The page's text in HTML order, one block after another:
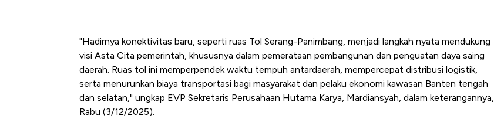
"Hadirnya konektivitas baru, seperti ruas Tol Serang-Panimbang, menjadi langkah nyata mendukung
visi Asta Cita pemerintah, khususnya dalam pemerataan pembangunan dan penguatan daya saing
daerah. Ruas tol ini memperpendek waktu tempuh antardaerah, mempercepat distribusi logistik,
serta menurunkan biaya transportasi bagi masyarakat dan pelaku ekonomi kawasan Banten tengah
dan selatan," ungkap EVP Sekretaris Perusahaan Hutama Karya, Mardiansyah, dalam keterangannya,
Rabu (3/12/2025).